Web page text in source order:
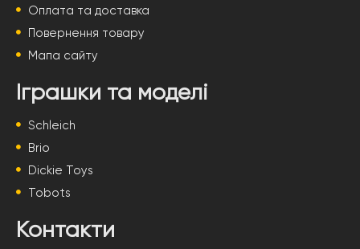
Оплата та доставка
Повернення товару
Мапа сайту
Іграшки та моделі
Schleich
Brio
Dickie Toys
Tobots
Контакти